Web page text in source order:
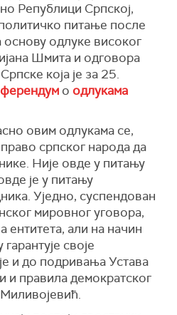
Републици Српској,
питање после
одлуке високог
Шмита и одговора
која је за 25.
о одлукама
овим одлукама се,
српског народа да
Није овде у питању
је у питању
Уједно, суспендован
мировног уговора,
ентитета, али на начин
своје
и до подривања Устава
и правила демократског